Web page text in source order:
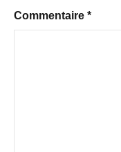
Commentaire *